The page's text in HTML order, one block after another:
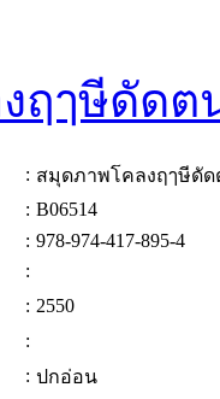
ฤๅษีดัดต
: สมุดภาพโคลงฤๅษีดั
: B06514
: 978-974-417-895-4
:
: 2550
:
: ปกอ่อน